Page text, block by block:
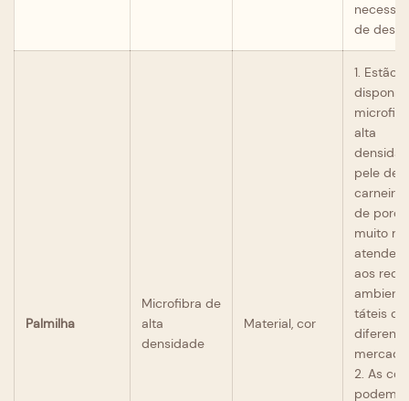
de
Palmilha
Microfibra de
alta
densidade
Material, cor
1. Estão
alta
pele de
carneiro,
de
muito
aos
táteis de
2. As
podem